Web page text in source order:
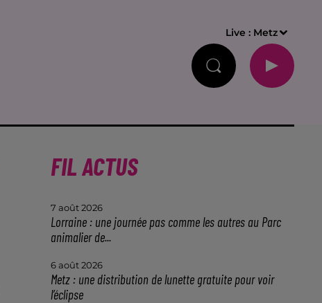
Live : Metz
FIL ACTUS
7 août 2026
Lorraine : une journée pas comme les autres au Parc
animalier de...
6 août 2026
Metz : une distribution de lunette gratuite pour voir
l’éclipse